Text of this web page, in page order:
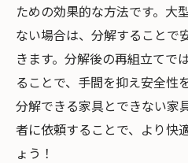
ための効果的な方法です。大
ない場合は、分解することで
きます。分解後の再組立てで
ることで、手間を抑え安全性
分解できる家具とできない家
者に依頼することで、より快
ょう！